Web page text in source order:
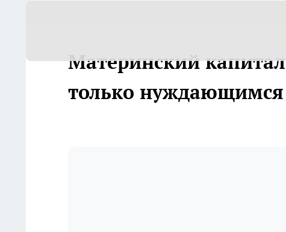
Материнский
только нуждающимся